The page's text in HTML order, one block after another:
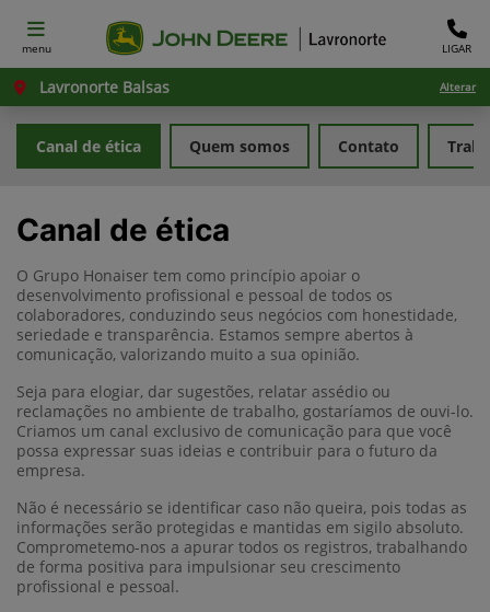
menu LIGAR
Lavronorte Balsas Alterar
Quem somos Contato
Canal de ética
Canal de ética
O Grupo Honaiser tem como princípio apoiar o
desenvolvimento profissional e pessoal de todos os
colaboradores, conduzindo seus negócios com honestidade,
seriedade e transparência. Estamos sempre abertos à
comunicação, valorizando muito a sua opinião.
Seja para elogiar, dar sugestões, relatar assédio ou
reclamações no ambiente de trabalho, gostaríamos de ouvi-lo.
Criamos um canal exclusivo de comunicação para que você
possa expressar suas ideias e contribuir para o futuro da
empresa.
Não é necessário se identificar caso não queira, pois todas as
informações serão protegidas e mantidas em sigilo absoluto.
Comprometemo-nos a apurar todos os registros, trabalhando
de forma positiva para impulsionar seu crescimento
profissional e pessoal.